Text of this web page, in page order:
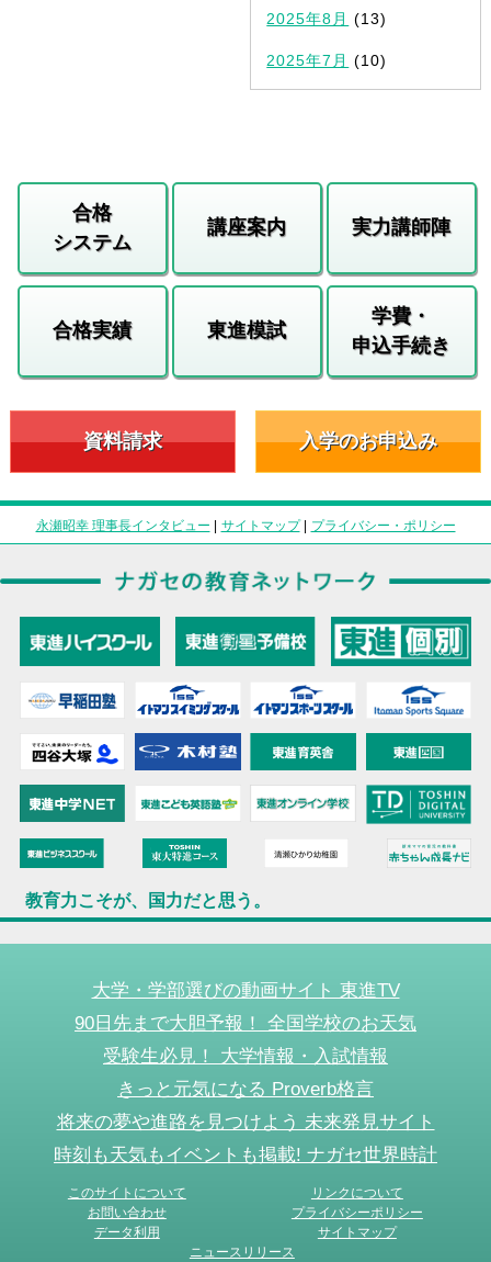
2025年8月 (13)
2025年7月 (10)
合格
システム
講座案内 実力講師陣
合格実績 東進模試
学費・
申込手続き
資料請求 入学のお申込み
永瀬昭幸 理事長インタビュー | サイトマップ| プライバシー・ポリシー
教育力こそが、国力だと思う。
大学・学部選びの動画サイト 東進TV
90日先まで大胆予報！ 全国学校のお天気
受験生必見！ 大学情報・入試情報
きっと元気になる Proverb格言
将来の夢や進路を見つけよう 未来発見サイト
時刻も天気もイベントも掲載! ナガセ世界時計
このサイトについて
リンクについて
お問い合わせ
プライバシーポリシー
データ利用
サイトマップ
ニュースリリース